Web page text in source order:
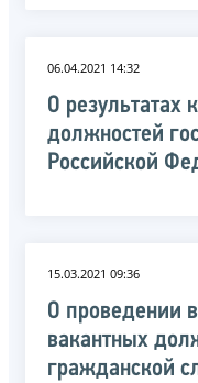
06.04.2021 14:32
О результатах
должностей
Российской
15.03.2021 09:36
О проведении
вакантных
гражданской